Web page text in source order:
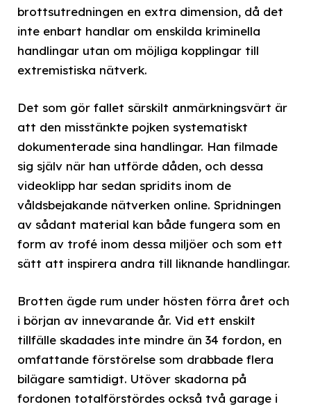
brottsutredningen en extra dimension, då det
inte enbart handlar om enskilda kriminella
handlingar utan om möjliga kopplingar till
extremistiska nätverk.
Det som gör fallet särskilt anmärkningsvärt är
att den misstänkte pojken systematiskt
dokumenterade sina handlingar. Han filmade
sig själv när han utförde dåden, och dessa
videoklipp har sedan spridits inom de
våldsbejakande nätverken online. Spridningen
av sådant material kan både fungera som en
form av trofé inom dessa miljöer och som ett
sätt att inspirera andra till liknande handlingar.
Brotten ägde rum under hösten förra året och
i början av innevarande år. Vid ett enskilt
tillfälle skadades inte mindre än 34 fordon, en
omfattande förstörelse som drabbade flera
bilägare samtidigt. Utöver skadorna på
fordonen totalförstördes också två garage i